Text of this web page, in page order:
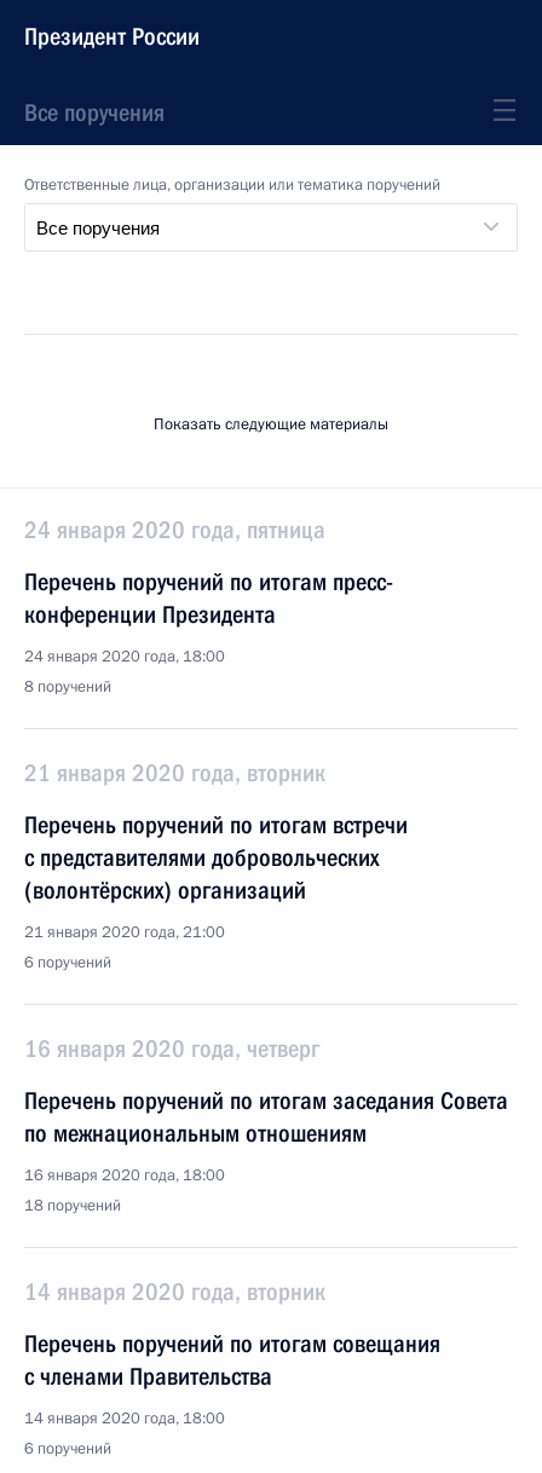
Президент России
Все поручения
Ответственные лица, организации или тематика поручений
Показать следующие материалы
24 января 2020 года, пятница
Перечень поручений по итогам пресс-
конференции Президента
24 января 2020 года, 18:00
8 поручений
21 января 2020 года, вторник
Перечень поручений по итогам встречи
с представителями добровольческих
(волонтёрских) организаций
21 января 2020 года, 21:00
6 поручений
16 января 2020 года, четверг
Перечень поручений по итогам заседания Совета
по межнациональным отношениям
16 января 2020 года, 18:00
18 поручений
14 января 2020 года, вторник
Перечень поручений по итогам совещания
с членами Правительства
14 января 2020 года, 18:00
6 поручений